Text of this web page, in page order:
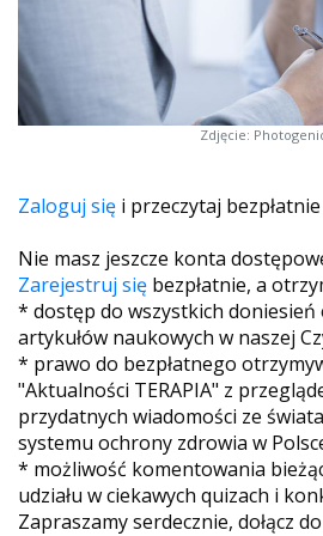
Zdjęcie:
Zaloguj się i przeczytaj
Nie masz jeszcze konta
Zarejestruj się bezpłatnie, a
* dostęp do wszystkich doniesień
artykułów naukowych w naszej
* prawo do bezpłatnego
"Aktualności TERAPIA" z
przydatnych wiadomości ze
systemu ochrony zdrowia w
* możliwość komentowania
udziału w ciekawych quizach i
Zapraszamy serdecznie, dołącz